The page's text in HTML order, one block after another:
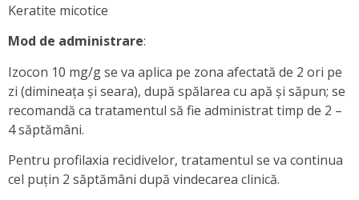
Keratite micotice
Mod de administrare:
Izocon 10 mg/g se va aplica pe zona afectată de 2 ori pe
zi (dimineaţa şi seara), după spălarea cu apă şi săpun; se
recomandă ca tratamentul să fie administrat timp de 2 –
4 săptămâni.
Pentru profilaxia recidivelor, tratamentul se va continua
cel puţin 2 săptămâni după vindecarea clinică.